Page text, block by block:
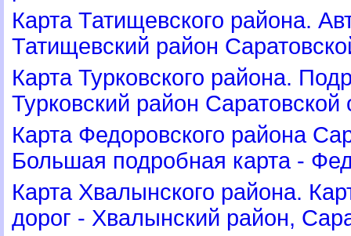
Карта Татищевского района.
Татищевский район
Карта Турковского района.
Турковский район Саратовской
Карта Федоровского района
Большая подробная карта -
Карта Хвалынского района.
дорог - Хвалынский район,